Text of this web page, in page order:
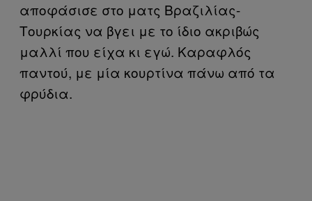
αποφάσισε στο ματς Βραζιλίας-
Τουρκίας να βγει με το ίδιο ακριβώς
μαλλί που είχα κι εγώ. Καραφλός
παντού, με μία κουρτίνα πάνω από τα
φρύδια.